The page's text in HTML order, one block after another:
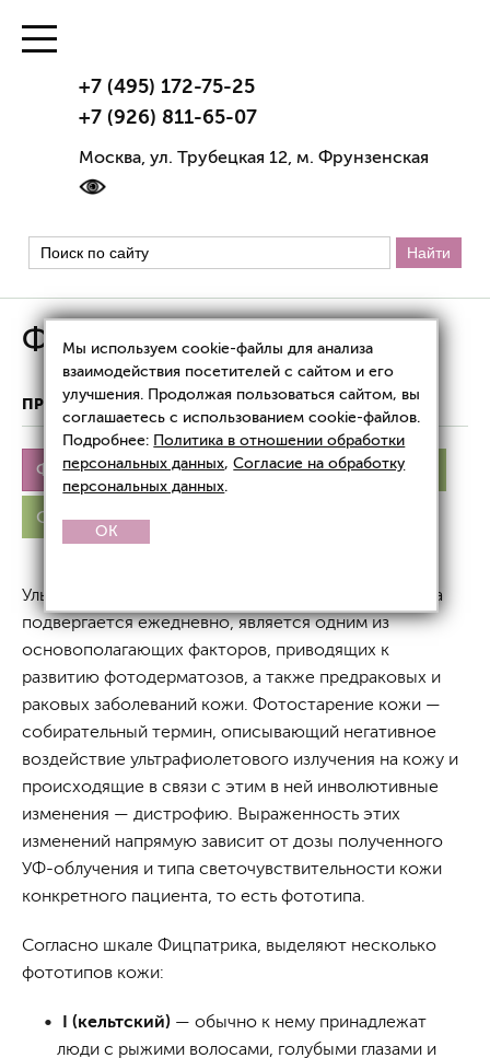
+7 (495) 172-75-25
+7 (926) 811-65-07
Москва, ул. Трубецкая 12, м. Фрунзенская
Фотостарение кожи
ПРОБЛЕМЫ И РЕШЕНИЯ ФОТОСТАРЕНИЕ КОЖИ
Фотостарение кожи Улучшение цвета лица
Омоложение лица
Ультрафиолетовое излучение, которому наша кожа
подвергается ежедневно, является одним из
основополагающих факторов, приводящих к
развитию фотодерматозов, а также предраковых и
раковых заболеваний кожи. Фотостарение кожи —
собирательный термин, описывающий негативное
воздействие ультрафиолетового излучения на кожу и
происходящие в связи с этим в ней инволютивные
изменения — дистрофию. Выраженность этих
изменений напрямую зависит от дозы полученного
УФ-облучения и типа светочувствительности кожи
конкретного пациента, то есть фототипа.
Согласно шкале Фицпатрика, выделяют несколько
фототипов кожи:
I (кельтский) — обычно к нему принадлежат
люди с рыжими волосами, голубыми глазами и
Мы используем cookie-файлы для анализа
взаимодействия посетителей с сайтом и его
улучшения. Продолжая пользоваться сайтом, вы
соглашаетесь с использованием cookie-файлов.
Подробнее: Политика в отношении обработки
персональных данных,Согласие на обработку
персональных данных.
OK